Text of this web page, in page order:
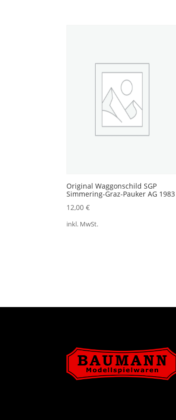
Original Waggonschild SGP
Simmering-Graz-Pauker AG 1983
12,00€
inkl. MwSt.